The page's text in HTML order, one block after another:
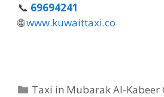
📞 69694241
🌐www.kuwaittaxi.co
Categories
Taxi in Mubarak Al-Kabeer